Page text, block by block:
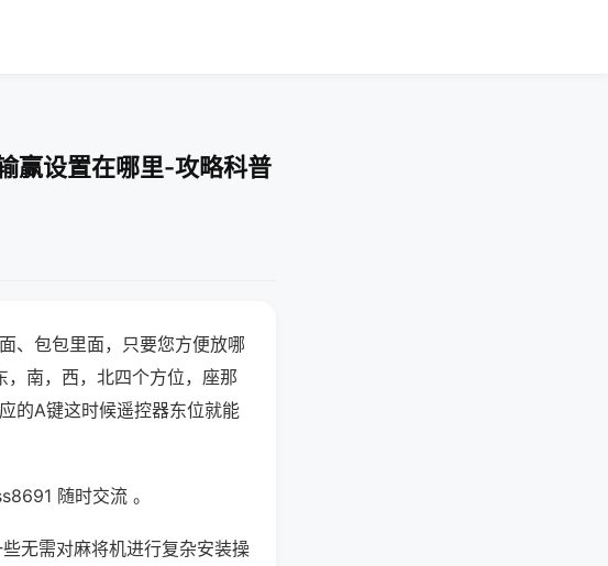
赢设置在哪里-攻略科普
、包包里面，只要您方便放哪
南，西，北四个方位，座那
的A键这时候遥控器东位就能
随时交流 。
无需对麻将机进行复杂安装操